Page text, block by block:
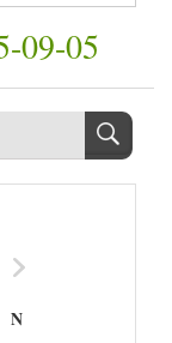
09-05
N